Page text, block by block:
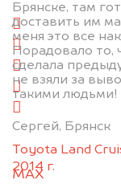
Брянске, там
доставить им
меня это все
Порадовало то,
сделала
не взяли за
такими людьми!
Сергей, Брянск
Toyota Land
2014 г.
спереди
сзади
слева
+79584983298
MAX